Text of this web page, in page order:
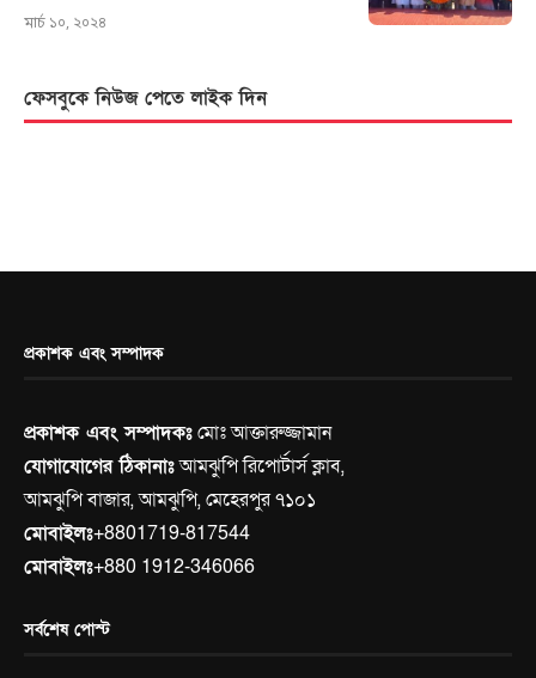
মার্চ ১০, ২০২৪
ফেসবুকে নিউজ পেতে লাইক দিন
প্রকাশক এবং সম্পাদক
প্রকাশক এবং সম্পাদকঃমোঃ আক্তারুজ্জামান
যোগাযোগের ঠিকানাঃআমঝুপি রিপোর্টার্স ক্লাব,
আমঝুপি বাজার, আমঝুপি, মেহেরপুর ৭১০১
মোবাইলঃ+8801719-817544
মোবাইলঃ+880 1912-346066
সর্বশেষ পোস্ট